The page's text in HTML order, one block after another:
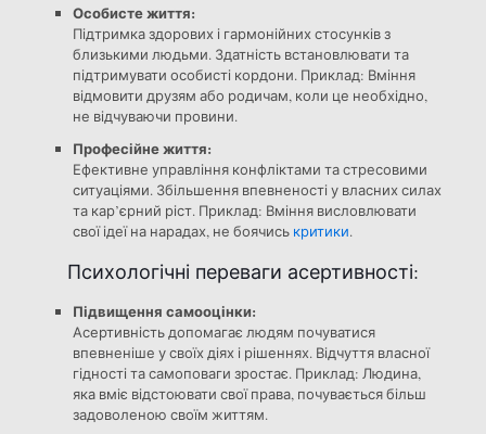
Особисте життя:
Підтримка здорових і гармонійних стосунків з
близькими людьми. Здатність встановлювати та
підтримувати особисті кордони. Приклад: Вміння
відмовити друзям або родичам, коли це необхідно,
не відчуваючи провини.
Професійне життя:
Ефективне управління конфліктами та стресовими
ситуаціями. Збільшення впевненості у власних силах
та кар’єрний ріст. Приклад: Вміння висловлювати
свої ідеї на нарадах, не боячись критики.
Психологічні переваги асертивності:
Підвищення самооцінки:
Асертивність допомагає людям почуватися
впевненіше у своїх діях і рішеннях. Відчуття власної
гідності та самоповаги зростає. Приклад: Людина,
яка вміє відстоювати свої права, почувається більш
задоволеною своїм життям.